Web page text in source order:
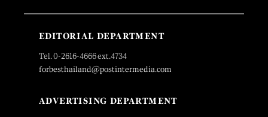
EDITORIAL DEPARTMENT
Tel. 0-2616-4666 ext.4734
forbesthailand@postintermedia.com
ADVERTISING DEPARTMENT